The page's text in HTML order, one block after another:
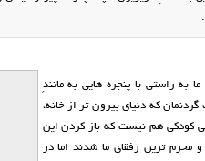
راستی با پنجره هایی به مانندِ
که دنیای بیرون تر از خانه،
کودکی هم نیست که باز کردن این
محرم ترین رفقای ما شدند اما در